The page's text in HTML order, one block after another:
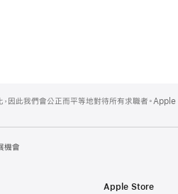
因此我們會公正而平等地對待所有求職者。
機會
Apple Store